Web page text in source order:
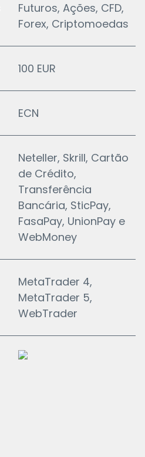
Futuros, Ações, CFD,
Forex, Criptomoedas
100 EUR
ECN
Neteller, Skrill, Cartão
de Crédito,
Transferência
Bancária, SticPay,
FasaPay, UnionPay e
WebMoney
MetaTrader 4,
MetaTrader 5,
WebTrader